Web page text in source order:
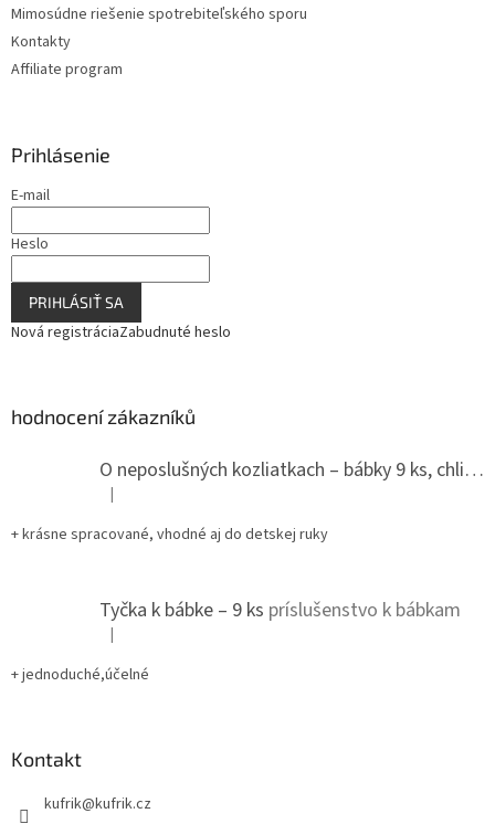
Mimosúdne riešenie spotrebiteľského sporu
Kontakty
Affiliate program
Prihlásenie
E-mail
Heslo
PRIHLÁSIŤ SA
Nová registráciaZabudnuté heslo
hodnocení zákazníků
O neposlušných kozliatkach – bábky 9 ks, chlievik
Hodnotenie produktu je 5 z 5 hviezdičiek.
|
+ krásne spracované, vhodné aj do detskej ruky
Tyčka k bábke – 9 ks príslušenstvo k bábkam
Hodnotenie produktu je 5 z 5 hviezdičiek.
|
+ jednoduché,účelné
Kontakt
kufrik@kufrik.cz